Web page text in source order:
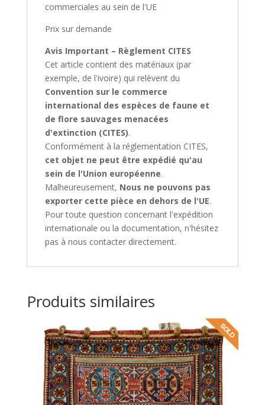
commerciales au sein de l'UE
Prix sur demande
Avis Important – Règlement CITES
Cet article contient des matériaux (par
exemple, de l'ivoire) qui relèvent du
Convention sur le commerce
international des espèces de faune et
de flore sauvages menacées
d'extinction (CITES).
Conformément à la réglementation CITES,
cet objet ne peut être expédié qu'au
sein de l'Union européenne.
Malheureusement, Nous ne pouvons pas
exporter cette pièce en dehors de l'UE.
Pour toute question concernant l'expédition
internationale ou la documentation, n'hésitez
pas à nous contacter directement.
Produits similaires